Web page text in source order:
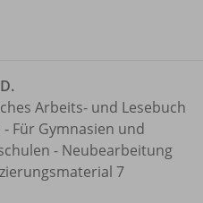
Arbeits- und Lesebuch
Für Gymnasien und
- Neubearbeitung
7